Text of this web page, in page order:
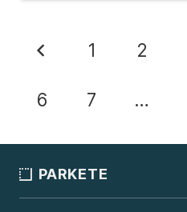
1 2
6 7 …
PARKETE